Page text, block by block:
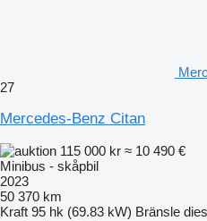
27
Mercedes-Benz Citan
115 000 kr ≈ 10 490 €
Minibus - skåpbil
2023
50 370 km
Kraft 95 hk (69.83 kW) Bränsle